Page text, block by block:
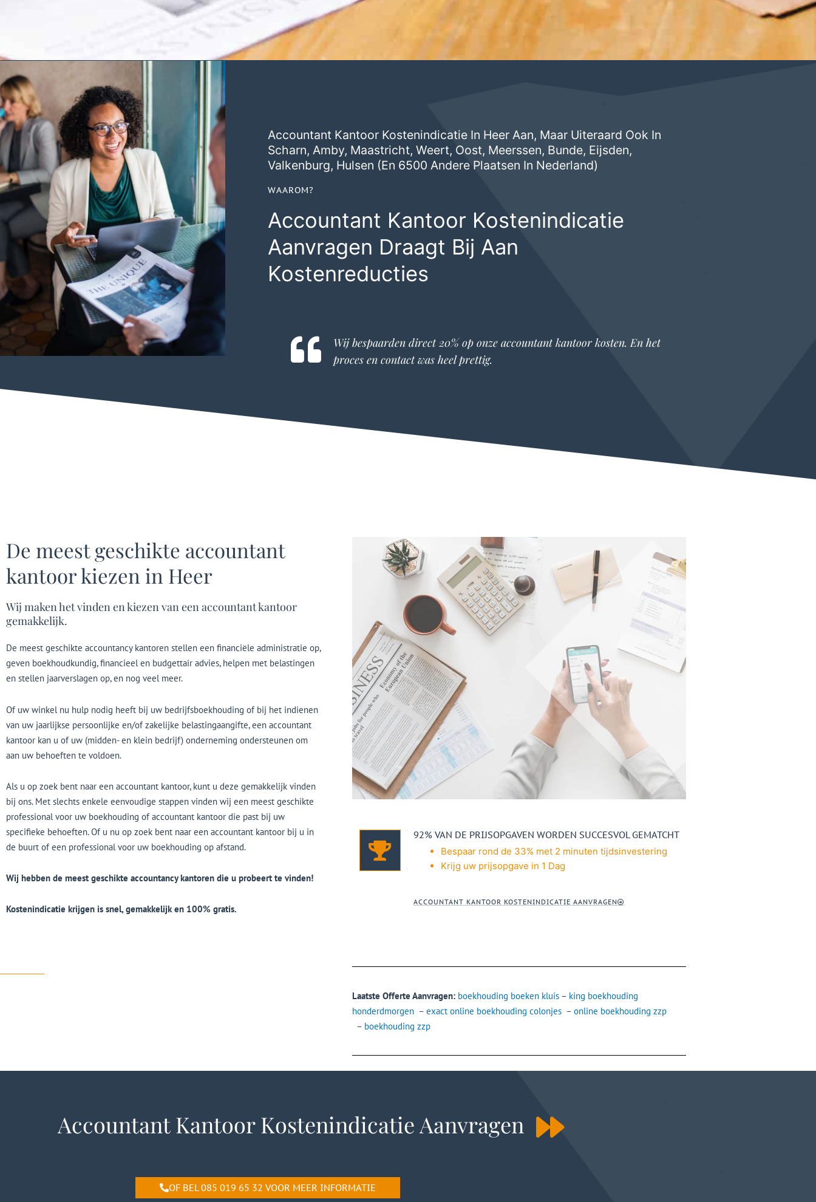
Accountant Kantoor Kostenindicatie In Heer Aan, Maar Uiteraard Ook In
Scharn, Amby, Maastricht,Weert, Oost, Meerssen, Bunde, Eijsden,
Valkenburg, Hulsen (en 6500 Andere Plaatsen In Nederland)
WAAROM?
Accountant Kantoor Kostenindicatie
Aanvragen Draagt Bij Aan
Kostenreducties
Wij bespaarden direct 20% op onze accountant kantoorkosten. En het
proces en contact was heel prettig.
De meest geschikte accountant
kantoor kiezen in Heer
Wij maken het vinden en kiezen van een accountant kantoor
gemakkelijk.
De meest geschikte accountancy kantoren stellen een financiële administratie op,
geven boekhoudkundig, financieel en budgettair advies, helpen met belastingen
en stellen jaarverslagen op, en nog veel meer.
Of uw winkel nu hulp nodig heeft bij uw bedrijfsboekhouding of bij het indienen
van uw jaarlijkse persoonlijke en/of zakelijke belastingaangifte, een accountant
kantoor kan u of uw (midden- en klein bedrijf) onderneming ondersteunen om
aan uw behoeften te voldoen.
Als u op zoek bent naar een accountant kantoor, kunt u deze gemakkelijk vinden
bij ons. Met slechts enkele eenvoudige stappen vinden wij een meest geschikte
professional voor uw boekhouding of accountant kantoor die past bij uw
specifieke behoeften. Of u nu op zoek bent naar een accountant kantoor bij u in
de buurt of een professional voor uw boekhouding op afstand.
Wij hebben de meest geschikte accountancy kantoren die u probeert te vinden!
Kostenindicatie krijgen is snel, gemakkelijk en 100% gratis.
92% VAN DE PRIJSOPGAVEN WORDEN SUCCESVOL GEMATCHT
Bespaar rond de 33% met 2 minuten tijdsinvestering
Krijg uw prijsopgave in 1 Dag
ACCOUNTANT KANTOOR KOSTENINDICATIE AANVRAGEN
Laatste Offerte Aanvragen: boekhouding boeken kluis – king boekhouding
honderdmorgen – exact online boekhouding colonjes – online boekhouding zzp
– boekhouding zzp
Accountant Kantoor Kostenindicatie Aanvragen
OF BEL 085 019 65 32 VOOR MEER INFORMATIE